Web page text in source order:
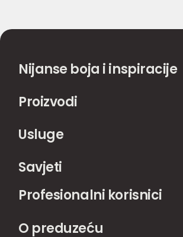
Nijanse boja i inspiracije
Proizvodi
Usluge
Savjeti
Profesionalni korisnici
O preduzeću